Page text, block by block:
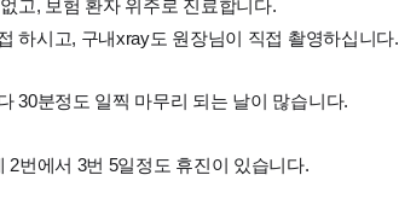
고, 보험 환자 위주로 진료합니다.
하시고, 구내xray도 원장님이 직접 촬영하십니다.
30분정도 일찍 마무리 되는 날이 많습니다.
번에서 3번 5일정도 휴진이 있습니다.